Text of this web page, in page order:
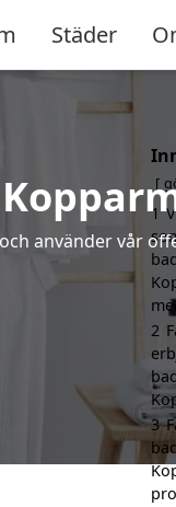
Städer
använder vår
1
2
3